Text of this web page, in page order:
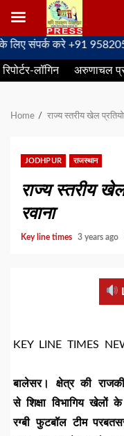
Skip
to
content
करे +91
रिपोर्टर-लॉगिन अरुणाचल
Home राज्य स्तरीय खेल
JODHPUR राजस्थान
राज्य स्तरीय
रवाना
Key line times 3 years ago
KEY LINE TIMES
बालेसर। क्षेत्र की
से शिक्षा विभागिय खेलों
रग्बी फुटबॉल टीम